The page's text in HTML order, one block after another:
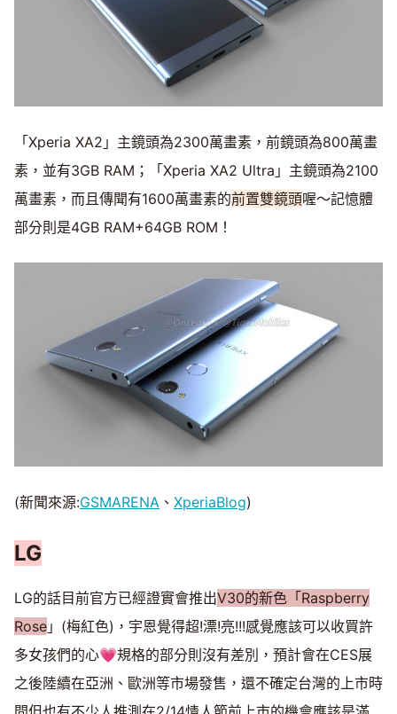
「Xperia XA2」主鏡頭為2300萬畫素，前鏡頭為800萬畫
素，並有3GB RAM；「Xperia XA2 Ultra」主鏡頭為2100
萬畫素，而且傳聞有1600萬畫素的前置雙鏡頭喔～記憶體
部分則是4GB RAM+64GB ROM！
(新聞來源:GSMARENA 、 XperiaBlog)
LG
LG的話目前官方已經證實會推出V30的新色「Raspberry
Rose 」(梅紅色)，宇恩覺得超!漂!亮!!!感覺應該可以收買許
多女孩們的心💗規格的部分則沒有差別，預計會在CES展
之後陸續在亞洲、歐洲等市場發售，還不確定台灣的上市時